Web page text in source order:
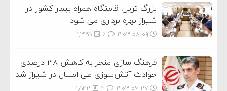
بزرگ ترین اقامتگاه همراه بیمار کشور در
شیراز بهره برداری می شود
۱۴۰۳-۰۸-۰۹ 1,335
فرهنگ سازی منجر به کاهش ۳۸ درصدی
حوادث آتش‌سوزی طی امسال در شیراز شد
۱۴۰۳-۰۶-۲۷ 1,542